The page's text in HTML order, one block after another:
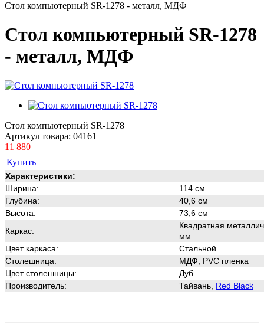
Стол компьютерный SR-1278 - металл, МДФ
Стол компьютерный SR-1278
- металл, МДФ
Стол компьютерный SR-1278
Артикул товара: 04161
11 880
Купить
Характеристики:
Ширина:
114 см
Глубина:
40,6 см
Высота:
73,6 см
Каркас:
Квадратная
мм
Цвет каркаса:
Стальной
Столешница:
МДФ, PVC пленка
Цвет столешницы:
Дуб
Производитель:
Тайвань, Red Black